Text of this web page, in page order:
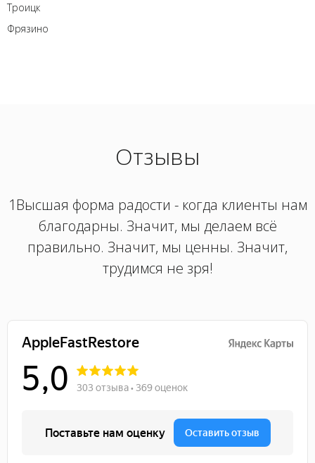
Троицк
Фрязино
Отзывы
1Высшая форма радости - когда клиенты нам
благодарны. Значит, мы делаем всё
правильно. Значит, мы ценны. Значит,
трудимся не зря!